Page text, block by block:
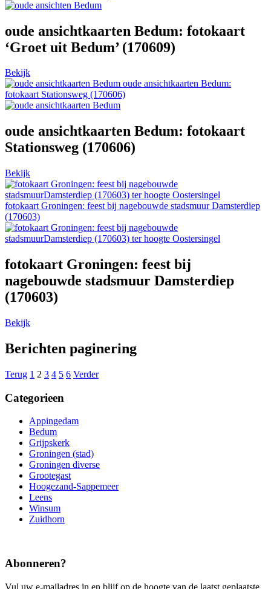
oude ansichtkaarten Bedum: fotokaart
‘Groet uit Bedum’ (170609)
Bekijk
oude ansichtkaarten Bedum:
fotokaart Stationsweg (170606)
oude ansichtkaarten Bedum: fotokaart
Stationsweg (170606)
Bekijk
fotokaart Groningen: feest bij nagebouwde stadsmuur Damsterdiep
(170603)
fotokaart Groningen: feest bij
nagebouwde stadsmuur Damsterdiep
(170603)
Bekijk
Berichten paginering
Terug 1 2 3 4 5 6 Verder
Categorieen
Appingedam
Bedum
Grijpskerk
Groningen (stad)
Groningen diverse
Grootegast
Hoogezand-Sappemeer
Leens
Winsum
Zuidhorn
Abonneren?
Vul uw e-mailadres in en blijf op de hoogte van de laatst geplaatste